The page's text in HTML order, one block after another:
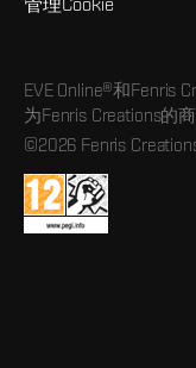
EVE Online®和Fenris
为Fenris Creations的商
©2026 Fenris